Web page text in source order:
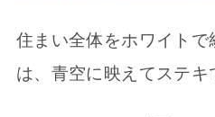
住まい全体をホワイト
は、青空に映えてステキ